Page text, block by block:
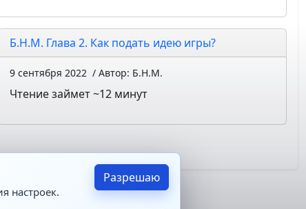
Б.Н.М. Глава 2. Как подать идею игры?
9 сентября 2022 / Автор: Б.Н.М.
Чтение займет ~12 минут
настроек.
Разрешаю